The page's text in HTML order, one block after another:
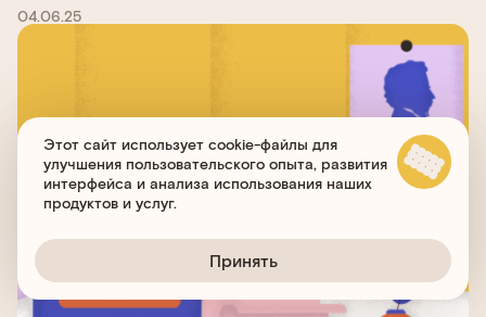
04.06.25
Этот сайт использует cookie-файлы для
улучшения пользовательского опыта, развития
интерфейса и анализа использования наших
продуктов и услуг.
Принять